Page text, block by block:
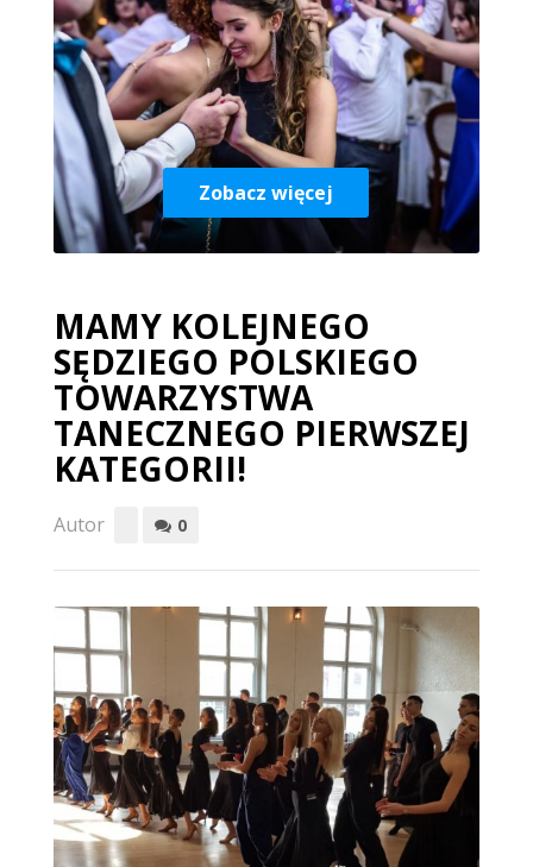
Zobacz więcej
MAMY KOLEJNEGO
SĘDZIEGO POLSKIEGO
TOWARZYSTWA
TANECZNEGO PIERWSZEJ
KATEGORII!
Autor 0